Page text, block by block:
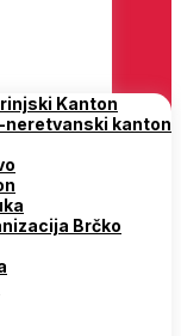
Kanton
neretvanski kanton
Brčko